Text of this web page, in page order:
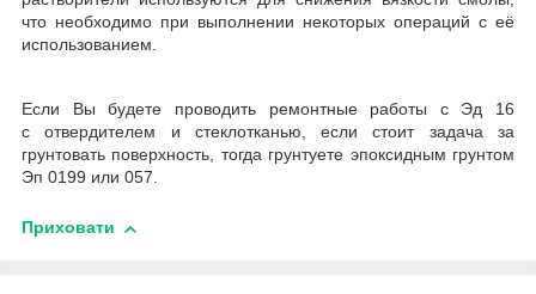
что необходимо при выполнении некоторых операций с её
использованием.
Если Вы будете проводить ремонтные работы с Эд 16
с отвердителем и стеклотканью, если стоит задача за
грунтовать поверхность, тогда грунтуете эпоксидным грунтом
Эп 0199 или 057.
Приховати